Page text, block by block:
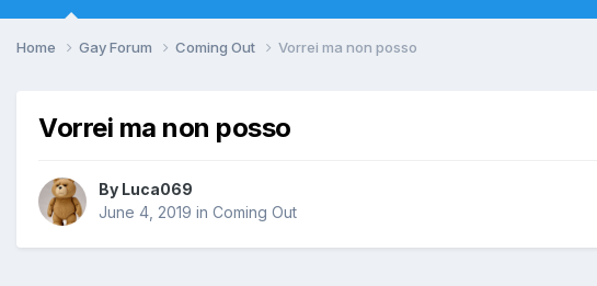
Home Gay Forum Coming Out Vorrei ma non posso
Vorrei ma non posso
By Luca069
June 4, 2019 in Coming Out